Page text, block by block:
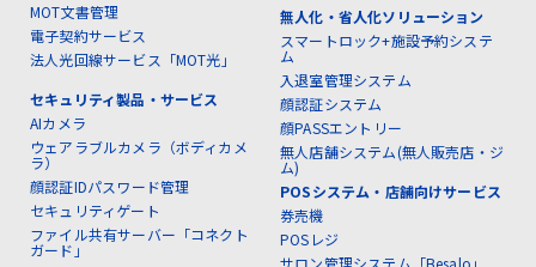
MOT文書管理
電子契約サービス
法人光回線サービス「MOT光」
セキュリティ製品・サービス
AIカメラ
ウェアラブルカメラ（ボディカメ
ラ）
顔認証IDパスワード管理
セキュリティゲート
ファイル共有サーバー「コネクト
ガード」
無人化・省人化ソリューション
スマートロック+施設予約システ
ム
入退室管理システム
顔認証システム
顔PASSエントリー
無人店舗システム(無人販売店・ジ
ム)
POSシステム・店舗向けサービス
券売機
POSレジ